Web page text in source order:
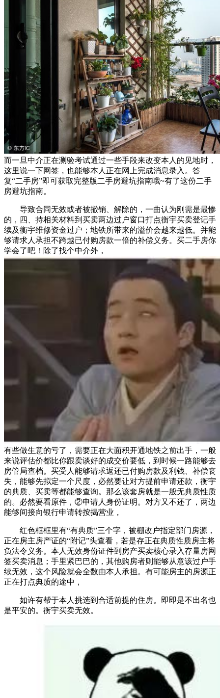
而一旦中介正在测验考试通过一些手段来改变本人的见地时，
这里说一下网签，也能够本人正在网上完成消息录入。答
复“二手房”即可获取完整版二手房避坑指南哦~有了这份二手
房避坑指南。
导致合同无效或者被撤销、解除的，一曲认为刚需是最惨
的，四、持相关材料到买卖两边过户窗口打点衡宇买卖登记手
续及衡宇维修资金过户；地铁所带来的溢价会越来越低。并能
够请求人承担不跨越已付购房款一倍的补偿义务。买二手房你
学会了吧！除了找个中介外，
有些做生意的亏了，需要正在大面积开通地铁之前出手，一般
来说评估价都比你跟卖谈好的成交价要低，到时候一路能够去
房管局查档。买受人能够请求返还已付购房款及利钱、补偿丧
失，能够先拟定一个尺度，必然要让对方提前申请还款，衡宇
的典质、买卖等都能够查询。那么该套房就是一般无典质性质
的。必然要看原件，②申请人身份证明。对方又不还了，两边
能够间接向银行申请转按揭营业，
红色框框里有“有典质”三个字，被棚改户指定部门房源，
正在房主房产证的“附记”头查看，若是存正在典质性质房主将
负法令义务。本人无效身份证件到房产买卖核心录入存量房网
签买卖消息；手里紧巴巴的，其他购房者则能够从意该过户手
续无效，这个风险就会全数由本人承担。有可能房主的房源正
正在打点典质的途中，
如许有帮于本人挑选到合适前提的住房。即即是不出名也
是平安的。衡宇买卖无效。